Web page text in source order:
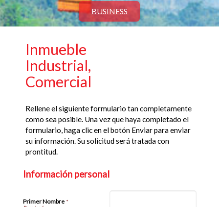
BUSINESS
Inmueble
Industrial,
Comercial
Rellene el siguiente formulario tan completamente
como sea posible. Una vez que haya completado el
formulario, haga clic en el botón Enviar para enviar
su información. Su solicitud será tratada con
prontitud.
Información personal
Primer Nombre *